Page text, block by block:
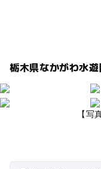
栃木県なかがわ水
【写